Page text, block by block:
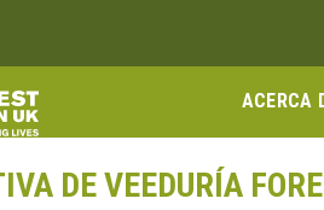
link
ACERCA
DE VEEDURÍA